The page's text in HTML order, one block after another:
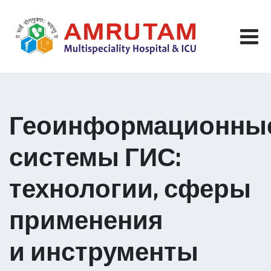
content
системы ГИС:
технологии, сферы
применения
и инструменты